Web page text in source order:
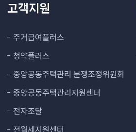
고객지원
주거급여플러스
청약플러스
중앙공동주택관리 분쟁조정위원회
중앙공동주택관리지원센터
전자조달
전월세지원센터